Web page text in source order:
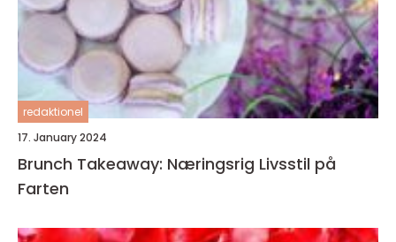
redaktionel
17. January 2024
Brunch Takeaway: Næringsrig Livsstil på
Farten